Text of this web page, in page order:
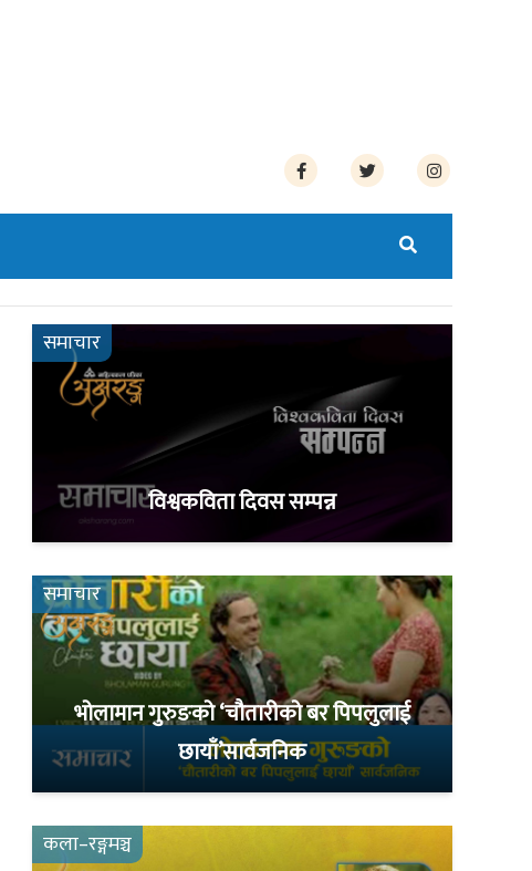
समाचार
विश्वकविता दिवस सम्पन्न
समाचार
भोलामान गुरुङको ‘चौतारीको बर पिपलुलाई
छायाँ’सार्वजनिक
कला–रङ्गमञ्च